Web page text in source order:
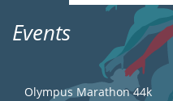
Events
Olympus Marathon 44k